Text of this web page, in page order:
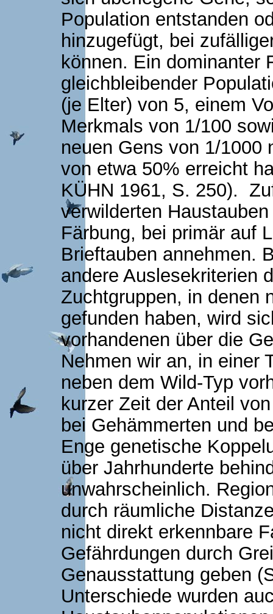
Population entstanden
hinzugefügt, bei
können. Ein dominanter
gleichbleibender
(je Elter) von 5, einem
Merkmals von 1/100
neuen Gens von 1/1000
von etwa 50% erreicht
KÜHN 1961, S. 250).
verwilderten
Färbung, bei primär auf
Brieftauben annehmen.
andere Auslesekriterien
Zuchtgruppen, in denen
gefunden haben, wird
vorhandenen über die
Nehmen wir an, in einer
neben dem Wild-Typ
kurzer Zeit der Anteil
bei Gehämmerten und
Enge genetische
über Jahrhunderte
unwahrscheinlich.
durch räumliche
nicht direkt erkennbare
Gefährdungen durch
Genausstattung geben (
Unterschiede wurden